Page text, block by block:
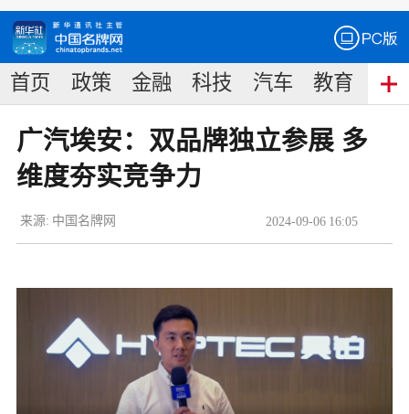
首页 政策 金融 科技 汽车 教育 食
广汽埃安：双品牌独立参展 多
维度夯实竞争力
2024-09-06 16:05
来源: 中国名牌网